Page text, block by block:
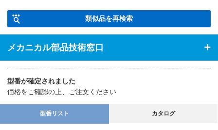
類似品を再検索
メカニカル部品技術窓口
型番が確定されました
価格をご確認の上、ご注文ください
型番リスト カタログ